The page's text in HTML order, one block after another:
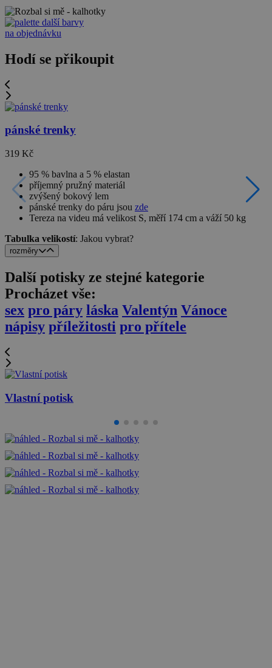
další barvy
na objednávku
Hodí se přikoupit
pánské trenky
319 Kč
95 % bavlna a 5 % elastan
příjemný pružný materiál
zvýšený bokový lem
pánské trenky do páru jsou zde
Tereza na videu má velikost S, měří 174 cm a váží 50 kg
Tabulka velikostí: Jakou vybrat?
rozměry
Další potisky ze stejné kategorie
Procházet vše:
sex pro páry láska Valentýn Vánoce
nápisy příležitosti pro přítele
Vlastní potisk